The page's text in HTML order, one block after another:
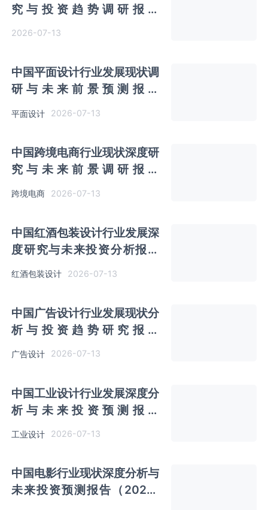
究与投资趋势调研报告
2026-07-13
中国平面设计行业发展现状调
研与未来前景预测报告
平面设计 2026-07-13
中国跨境电商行业现状深度研
究与未来前景调研报告
（2026-2033年）
跨境电商 2026-07-13
中国红酒包装设计行业发展深
度研究与未来投资分析报告
（2026-2033年）
红酒包装设计 2026-07-13
中国广告设计行业发展现状分
析与投资趋势研究报告
（2026-2033年）
广告设计 2026-07-13
中国工业设计行业发展深度分
析与未来投资预测报告
工业设计 2026-07-13
中国电影行业现状深度分析与
未来投资预测报告（2026-